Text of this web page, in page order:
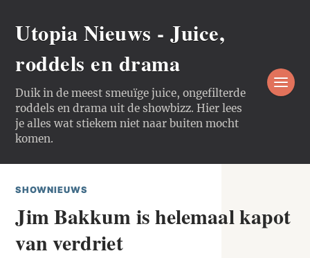
Utopia Nieuws - Juice,
roddels en drama
Duik in de meest smeuïge juice, ongefilterde
roddels en drama uit de showbizz. Hier lees
je alles wat stiekem niet naar buiten mocht
komen.
SHOWNIEUWS
Jim Bakkum is helemaal kapot
van verdriet